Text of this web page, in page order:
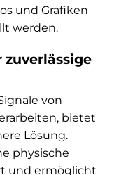
und Grafiken
werden.
zuverlässige
von
bietet
Lösung.
physische
und ermöglicht